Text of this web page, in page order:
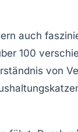
auch
100
von